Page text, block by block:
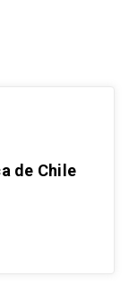
de Chile